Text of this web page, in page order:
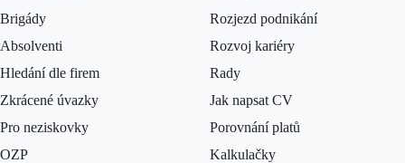
Brigády
Absolventi
Hledání dle firem
Zkrácené úvazky
Pro neziskovky
OZP
Rozjezd podnikání
Rozvoj kariéry
Rady
Jak napsat CV
Porovnání platů
Kalkulačky